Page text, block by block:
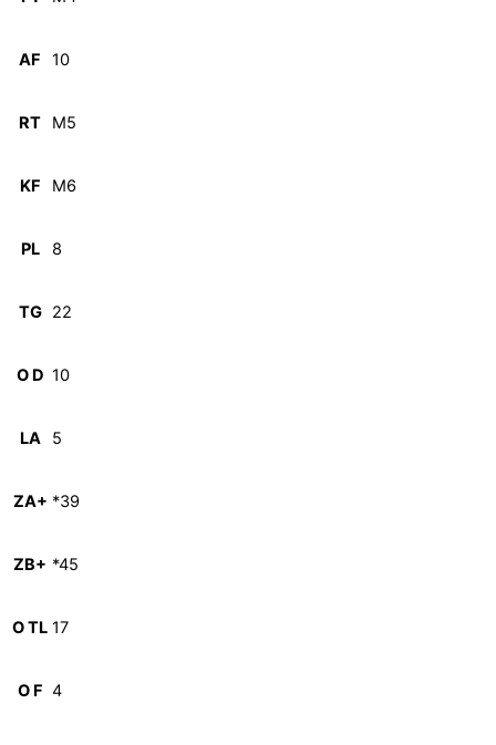
AF 10
RT M5
KF M6
PL 8
TG 22
O D 10
LA 5
ZA+ *39
ZB+ *45
O TL 17
O F 4